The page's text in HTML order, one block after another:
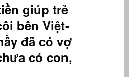
giúp trẻ
bên Việt-
đã có vợ
có con,